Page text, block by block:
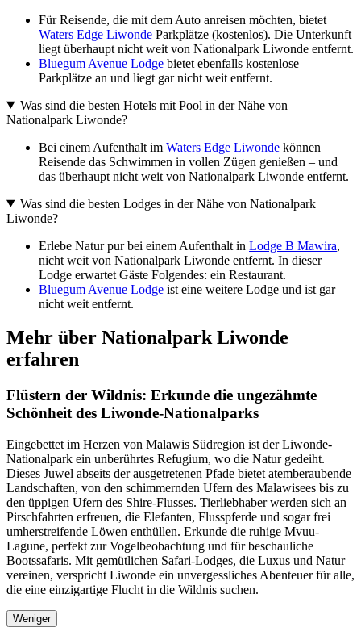
Für Reisende, die mit dem Auto anreisen möchten, bietet
Waters Edge Liwonde Parkplätze (kostenlos). Die Unterkunft
liegt überhaupt nicht weit von Nationalpark Liwonde entfernt.
Bluegum Avenue Lodge bietet ebenfalls kostenlose
Parkplätze an und liegt gar nicht weit entfernt.
Was sind die besten Hotels mit Pool in der Nähe von
Nationalpark Liwonde?
Bei einem Aufenthalt im Waters Edge Liwonde können
Reisende das Schwimmen in vollen Zügen genießen – und
das überhaupt nicht weit von Nationalpark Liwonde entfernt.
Was sind die besten Lodges in der Nähe von Nationalpark
Liwonde?
Erlebe Natur pur bei einem Aufenthalt in Lodge B Mawira,
nicht weit von Nationalpark Liwonde entfernt. In dieser
Lodge erwartet Gäste Folgendes: ein Restaurant.
Bluegum Avenue Lodge ist eine weitere Lodge und ist gar
nicht weit entfernt.
Mehr über Nationalpark Liwonde
erfahren
Flüstern der Wildnis: Erkunde die ungezähmte
Schönheit des Liwonde-Nationalparks
Eingebettet im Herzen von Malawis Südregion ist der Liwonde-
Nationalpark ein unberührtes Refugium, wo die Natur gedeiht.
Dieses Juwel abseits der ausgetretenen Pfade bietet atemberaubende
Landschaften, von den schimmernden Ufern des Malawisees bis zu
den üppigen Ufern des Shire-Flusses. Tierliebhaber werden sich an
Pirschfahrten erfreuen, die Elefanten, Flusspferde und sogar frei
umherstreifende Löwen enthüllen. Erkunde die ruhige Mvuu-
Lagune, perfekt zur Vogelbeobachtung und für beschauliche
Bootssafaris. Mit gemütlichen Safari-Lodges, die Luxus und Natur
vereinen, verspricht Liwonde ein unvergessliches Abenteuer für alle,
die eine einzigartige Flucht in die Wildnis suchen.
Weniger